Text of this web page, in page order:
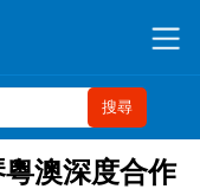
搜尋
澳深度合作